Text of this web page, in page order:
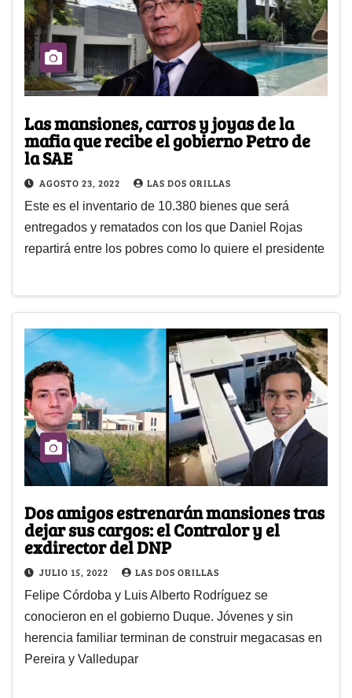
Las mansiones, carros y joyas de la
mafia que recibe el gobierno Petro de
la SAE
AGOSTO 23, 2022 LAS DOS ORILLAS
Este es el inventario de 10.380 bienes que será
entregados y rematados con los que Daniel Rojas
repartirá entre los pobres como lo quiere el presidente
Dos amigos estrenarán mansiones tras
dejar sus cargos: el Contralor y el
exdirector del DNP
JULIO 15, 2022 LAS DOS ORILLAS
Felipe Córdoba y Luis Alberto Rodríguez se
conocieron en el gobierno Duque. Jóvenes y sin
herencia familiar terminan de construir megacasas en
Pereira y Valledupar